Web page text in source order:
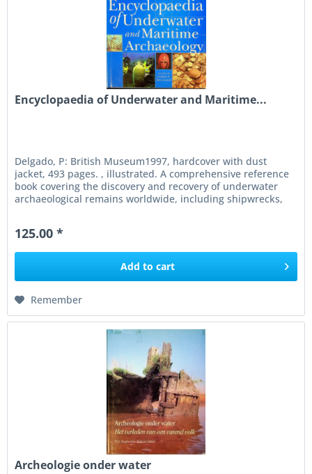
Encyclopaedia of Underwater and Maritime...
Delgado, P: British Museum1997, hardcover with dust
jacket, 493 pages. , illustrated. A comprehensive reference
book covering the discovery and recovery of underwater
archaeological remains worldwide, including shipwrecks,
125.00 *
Add to cart
Remember
Archeologie onder water